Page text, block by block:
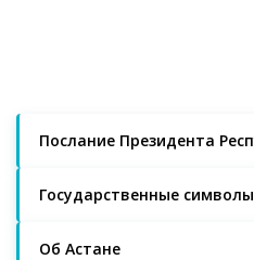
Послание Президента
Государственные символы
Об Астане